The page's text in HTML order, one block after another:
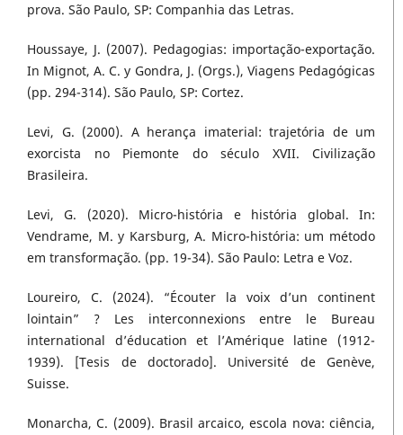
prova. São Paulo, SP: Companhia das Letras.
Houssaye, J. (2007). Pedagogias: importação-exportação.
In Mignot, A. C. y Gondra, J. (Orgs.), Viagens Pedagógicas
(pp. 294-314). São Paulo, SP: Cortez.
Levi, G. (2000). A herança imaterial: trajetória de um
exorcista no Piemonte do século XVII. Civilização
Brasileira.
Levi, G. (2020). Micro-história e história global. In:
Vendrame, M. y Karsburg, A. Micro-história: um método
em transformação. (pp. 19-34). São Paulo: Letra e Voz.
Loureiro, C. (2024). “Écouter la voix d’un continent
lointain” ? Les interconnexions entre le Bureau
international d’éducation et l’Amérique latine (1912-
1939). [Tesis de doctorado]. Université de Genève,
Suisse.
Monarcha, C. (2009). Brasil arcaico, escola nova: ciência,